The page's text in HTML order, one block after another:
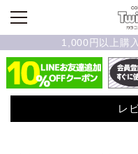
1,000円以上購
レ